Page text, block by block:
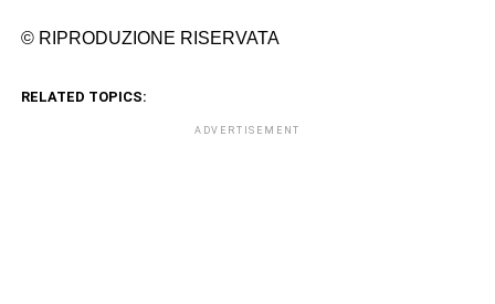
© RIPRODUZIONE RISERVATA
RELATED TOPICS:
ADVERTISEMENT